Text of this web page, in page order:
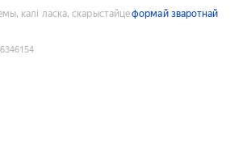
калі ласка, скарыстайцеформай зваротнай